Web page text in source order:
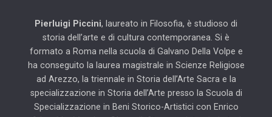
Pierluigi Piccini, laureato in Filosofia, è studioso di
storia dell’arte e di cultura contemporanea. Si è
formato a Roma nella scuola di Galvano Della Volpe e
ha conseguito la laurea magistrale in Scienze Religiose
ad Arezzo, la triennale in Storia dell’Arte Sacra e la
specializzazione in Storia dell’Arte presso la Scuola di
Specializzazione in Beni Storico-Artistici con Enrico